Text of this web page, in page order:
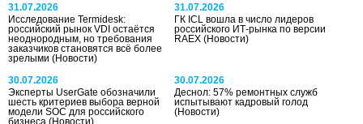
31.07.2026
Исследование Termidesk:
российский рынок VDI остаётся
неоднородным, но требования
заказчиков становятся всё более
зрелыми (Новости)
31.07.2026
ГК ICL вошла в число лидеров
российского ИТ-рынка по версии
RAEX(Новости)
30.07.2026
Эксперты UserGate обозначили
шесть критериев выбора верной
модели SOC для российского
бизнеса (Новости)
30.07.2026
Деснол: 57% ремонтных служб
испытывают кадровый голод
(Новости)